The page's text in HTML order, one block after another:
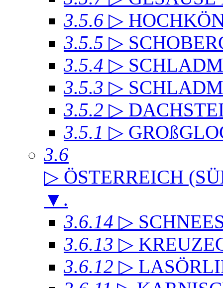
3.5.6 ▷
3.5.5 ▷
3.5.4 ▷
3.5.3 ▷
3.5.2 ▷
3.5.1 ▷
3.6
▷ ÖSTERREICH
▼ .
3.6.14 ▷
3.6.13 ▷
3.6.12 ▷